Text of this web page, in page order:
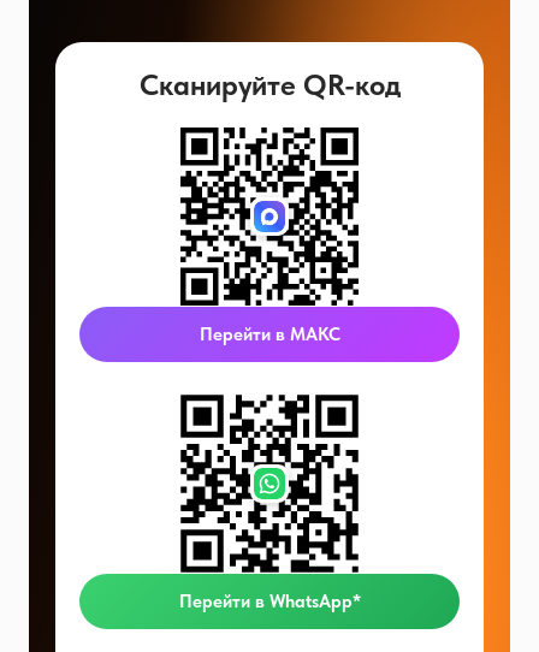
Сканируйте QR-код
Перейти в МАКС
Перейти в WhatsApp*